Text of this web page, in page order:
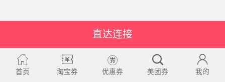
直达连接
首页 淘宝券 优惠券 美团券 我的